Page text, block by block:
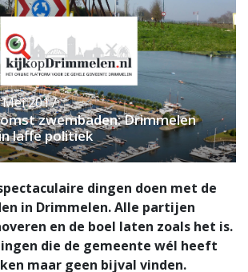
2017
zwembaden: Drimmelen
laffe politiek
dingen doen met de
in Drimmelen. Alle partijen
en de boel laten zoals het is.
die de gemeente wél heeft
maar geen bijval vinden.